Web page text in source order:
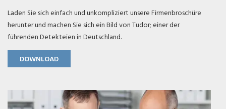
Laden Sie sich einfach und unkompliziert unsere Firmenbroschüre
herunter und machen Sie sich ein Bild von Tudor; einer der
führenden Detekteien in Deutschland.
DOWNLOAD